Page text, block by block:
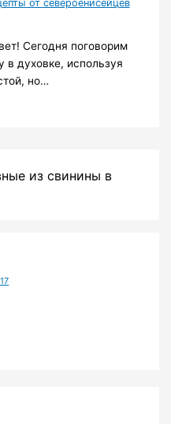
от североенисейцев
Сегодня поговорим
в духовке, используя
но…
из свинины в